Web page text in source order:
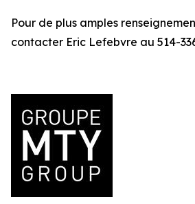
Pour de plus amples
contacter Eric Lefebvre au 514-